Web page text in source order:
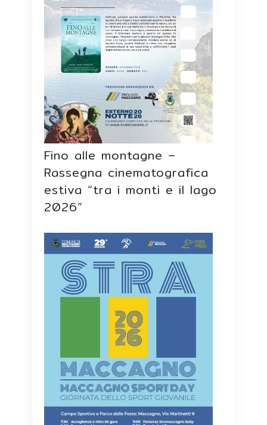
Fino alle montagne –
Rassegna cinematografica
estiva “tra i monti e il lago
2026”